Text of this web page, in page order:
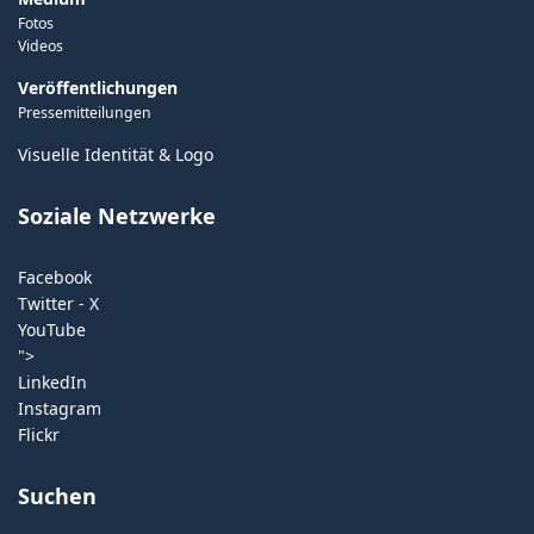
Fotos
Videos
Veröffentlichungen
Pressemitteilungen
Visuelle Identität & Logo
Soziale Netzwerke
Facebook
Twitter - X
YouTube
">
LinkedIn
Instagram
Flickr
Suchen